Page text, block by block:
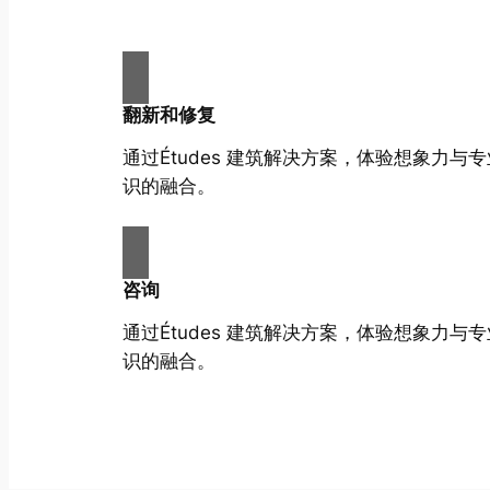
翻新和修复
通过Études 建筑解决方案，体验想象力与
识的融合。
咨询
通过Études 建筑解决方案，体验想象力与
识的融合。